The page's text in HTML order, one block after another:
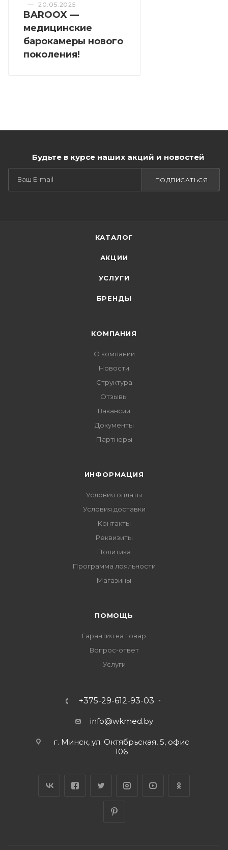
— 20.05.2025
BAROOX —
медицинские
барокамеры нового
поколения!
Будьте в курсе наших акций и новостей
ПОДПИСАТЬСЯ
КАТАЛОГ
АКЦИИ
УСЛУГИ
БРЕНДЫ
КОМПАНИЯ
О компании
Новости
Структура
Отзывы
Вакансии
Документы
Партнеры
ИНФОРМАЦИЯ
Условия оплаты
Условия доставки
Контакты
Реквизиты
Политика
Программа лояльности
Магазины
ПОМОЩЬ
Гарантия на товар
Вопрос-ответ
Услуги
+375-29-612-93-03
info@wkmed.by
г. Минск, ул. Октябрьская, 5, офис
106